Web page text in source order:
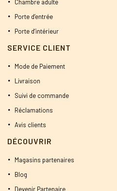
Chambre adulte
Porte d’entrée
Porte d’intérieur
SERVICE CLIENT
Mode de Paiement
Livraison
Suivi de commande
Réclamations
Avis clients
DÉCOUVRIR
Magasins partenaires
Blog
Devenir Partenaire